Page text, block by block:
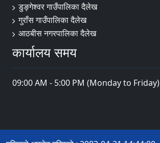
डुङ्गेश्वर गाउँपालिका दैलेख
गुराँस गाउँपालिका दैलेख
आठबीस नगरपालिका दैलेख
कार्यालय समय
09:00 AM - 5:00 PM (Monday to Friday)